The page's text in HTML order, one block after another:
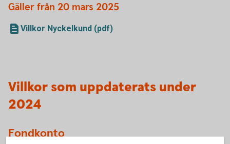
Gäller från 20 mars 2025
Villkor Nyckelkund (pdf)
Villkor som uppdaterats under
2024
Fondkonto